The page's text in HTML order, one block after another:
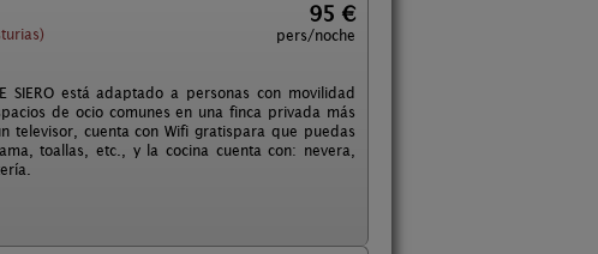
95 €
pers/noche
está adaptado a personas con movilidad
de ocio comunes en una finca privada más
televisor, cuenta con Wifi gratispara que puedas
toallas, etc., y la cocina cuenta con: nevera,